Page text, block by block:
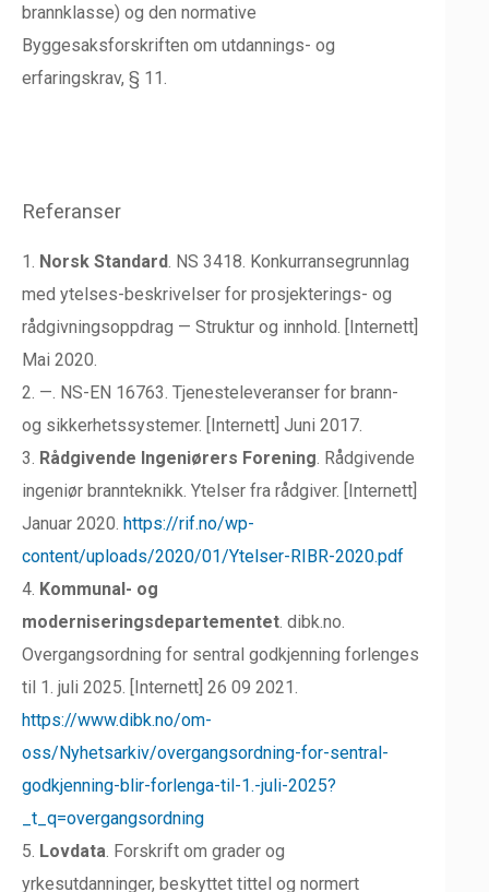
brannklasse) og den normative
Byggesaksforskriften om utdannings- og
erfaringskrav, § 11.
Referanser
1. Norsk Standard . NS 3418. Konkurransegrunnlag
med ytelses-beskrivelser for prosjekterings- og
rådgivningsoppdrag — Struktur og innhold. [Internett]
Mai 2020.
2. —. NS-EN 16763. Tjenesteleveranser for brann-
og sikkerhetssystemer. [Internett] Juni 2017.
3. Rådgivende Ingeniørers Forening . Rådgivende
ingeniør brannteknikk. Ytelser fra rådgiver. [Internett]
Januar 2020. https://rif.no/wp-
content/uploads/2020/01/Ytelser-RIBR-2020.pdf
4. Kommunal- og
moderniseringsdepartementet . dibk.no.
Overgangsordning for sentral godkjenning forlenges
til 1. juli 2025. [Internett] 26 09 2021.
https://www.dibk.no/om-
oss/Nyhetsarkiv/overgangsordning-for-sentral-
godkjenning-blir-forlenga-til-1.-juli-2025?
_t_q=overgangsordning
5. Lovdata . Forskrift om grader og
yrkesutdanninger, beskyttet tittel og normert